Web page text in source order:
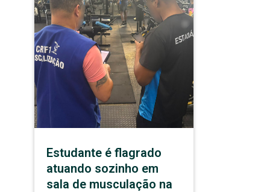
Estudante é flagrado
atuando sozinho em
sala de musculação na